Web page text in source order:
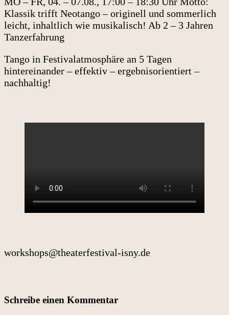
Klassik trifft Neotango – originell und sommerlich
leicht, inhaltlich wie musikalisch! Ab 2 – 3 Jahren
Tanzerfahrung
Tango in Festivalatmosphäre an 5 Tagen
hintereinander – effektiv – ergebnisorientiert –
nachhaltig!
workshops@theaterfestival-isny.de
Schreibe einen Kommentar